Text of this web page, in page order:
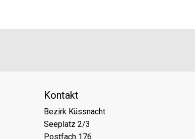
Kontakt
Bezirk Küssnacht
Seeplatz 2/3
Postfach 176